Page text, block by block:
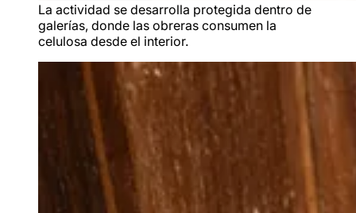
La actividad se desarrolla protegida dentro de
galerías, donde las obreras consumen la
celulosa desde el interior.